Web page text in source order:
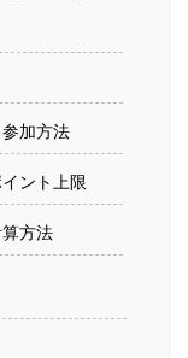
加方法
ント上限
方法